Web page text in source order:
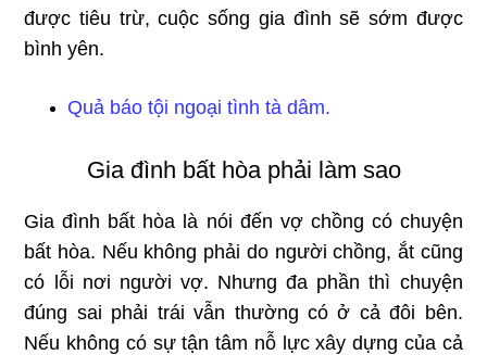
được tiêu trừ, cuộc sống gia đình sẽ sớm được
bình yên.
Quả báo tội ngoại tình tà dâm.
Gia đình bất hòa phải làm sao
Gia đình bất hòa là nói đến vợ chồng có chuyện
bất hòa. Nếu không phải do người chồng, ắt cũng
có lỗi nơi người vợ. Nhưng đa phần thì chuyện
đúng sai phải trái vẫn thường có ở cả đôi bên.
Nếu không có sự tận tâm nỗ lực xây dựng của cả